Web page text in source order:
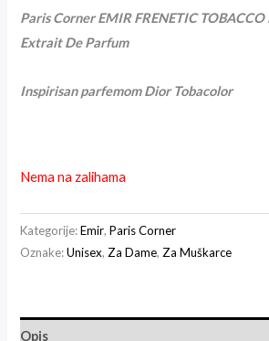
Paris Corner EMIR FRENETIC
Extrait De Parfum
Inspirisan parfemom Dior Tobacolor
Nema na zalihama
Kategorije:Emir,Paris Corner
Oznake:Unisex, Za Dame, Za Muškarce
Opis